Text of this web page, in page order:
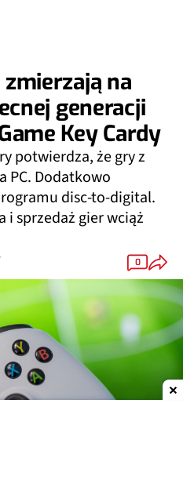
na
generacji
Key Cardy
potwierdza, że gry z
PC. Dodatkowo
disc-to-digital.
i sprzedaż gier wciąż
0